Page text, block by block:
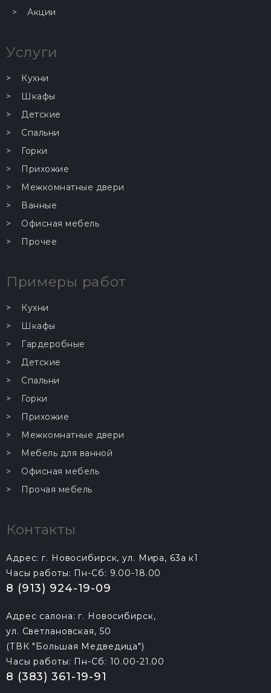
Акции
Услуги
Кухни
Шкафы
Детские
Спальни
Горки
Прихожие
Межкомнатные двери
Ванные
Офисная мебель
Прочее
Примеры работ
Кухни
Шкафы
Гардеробные
Детские
Спальни
Горки
Прихожие
Межкомнатные двери
Мебель для ванной
Офисная мебель
Прочая мебель
Контакты
Адрес: г. Новосибирск, ул. Мира, 63а к1
Часы работы: Пн-Сб: 9.00-18.00
8 (913) 924-19-09
Адрес салона: г. Новосибирск,
ул. Светлановская, 50
(ТВК "Большая Медведица")
Часы работы: Пн-Сб: 10.00-21.00
8 (383) 361-19-91